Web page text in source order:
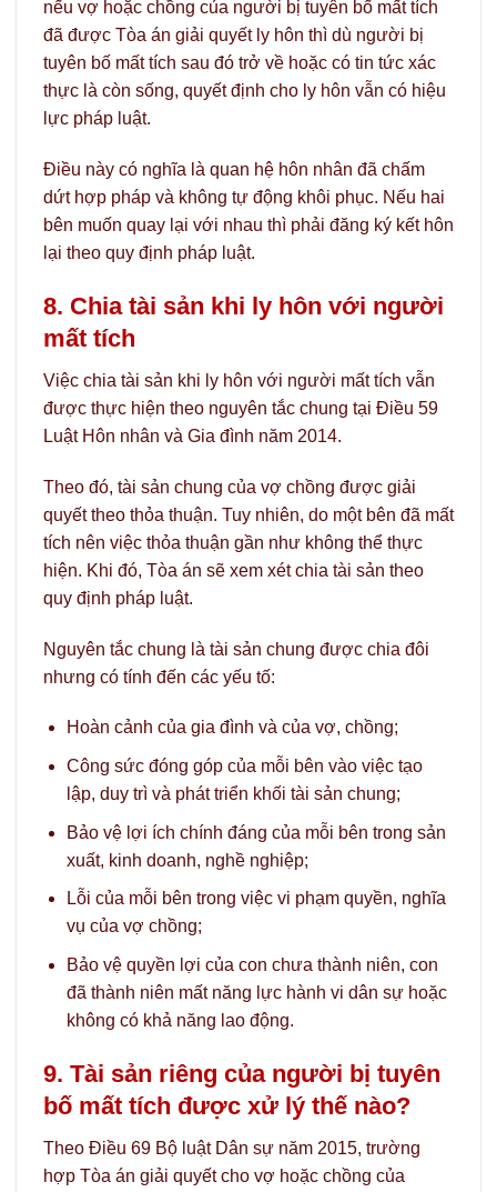
nếu vợ hoặc chồng của người bị tuyên bố mất tích
đã được Tòa án giải quyết ly hôn thì dù người bị
tuyên bố mất tích sau đó trở về hoặc có tin tức xác
thực là còn sống, quyết định cho ly hôn vẫn có hiệu
lực pháp luật.
Điều này có nghĩa là quan hệ hôn nhân đã chấm
dứt hợp pháp và không tự động khôi phục. Nếu hai
bên muốn quay lại với nhau thì phải đăng ký kết hôn
lại theo quy định pháp luật.
8. Chia tài sản khi ly hôn với người
mất tích
Việc chia tài sản khi ly hôn với người mất tích vẫn
được thực hiện theo nguyên tắc chung tại Điều 59
Luật Hôn nhân và Gia đình năm 2014.
Theo đó, tài sản chung của vợ chồng được giải
quyết theo thỏa thuận. Tuy nhiên, do một bên đã mất
tích nên việc thỏa thuận gần như không thể thực
hiện. Khi đó, Tòa án sẽ xem xét chia tài sản theo
quy định pháp luật.
Nguyên tắc chung là tài sản chung được chia đôi
nhưng có tính đến các yếu tố:
Hoàn cảnh của gia đình và của vợ, chồng;
Công sức đóng góp của mỗi bên vào việc tạo
lập, duy trì và phát triển khối tài sản chung;
Bảo vệ lợi ích chính đáng của mỗi bên trong sản
xuất, kinh doanh, nghề nghiệp;
Lỗi của mỗi bên trong việc vi phạm quyền, nghĩa
vụ của vợ chồng;
Bảo vệ quyền lợi của con chưa thành niên, con
đã thành niên mất năng lực hành vi dân sự hoặc
không có khả năng lao động.
9. Tài sản riêng của người bị tuyên
bố mất tích được xử lý thế nào?
Theo Điều 69 Bộ luật Dân sự năm 2015, trường
hợp Tòa án giải quyết cho vợ hoặc chồng của